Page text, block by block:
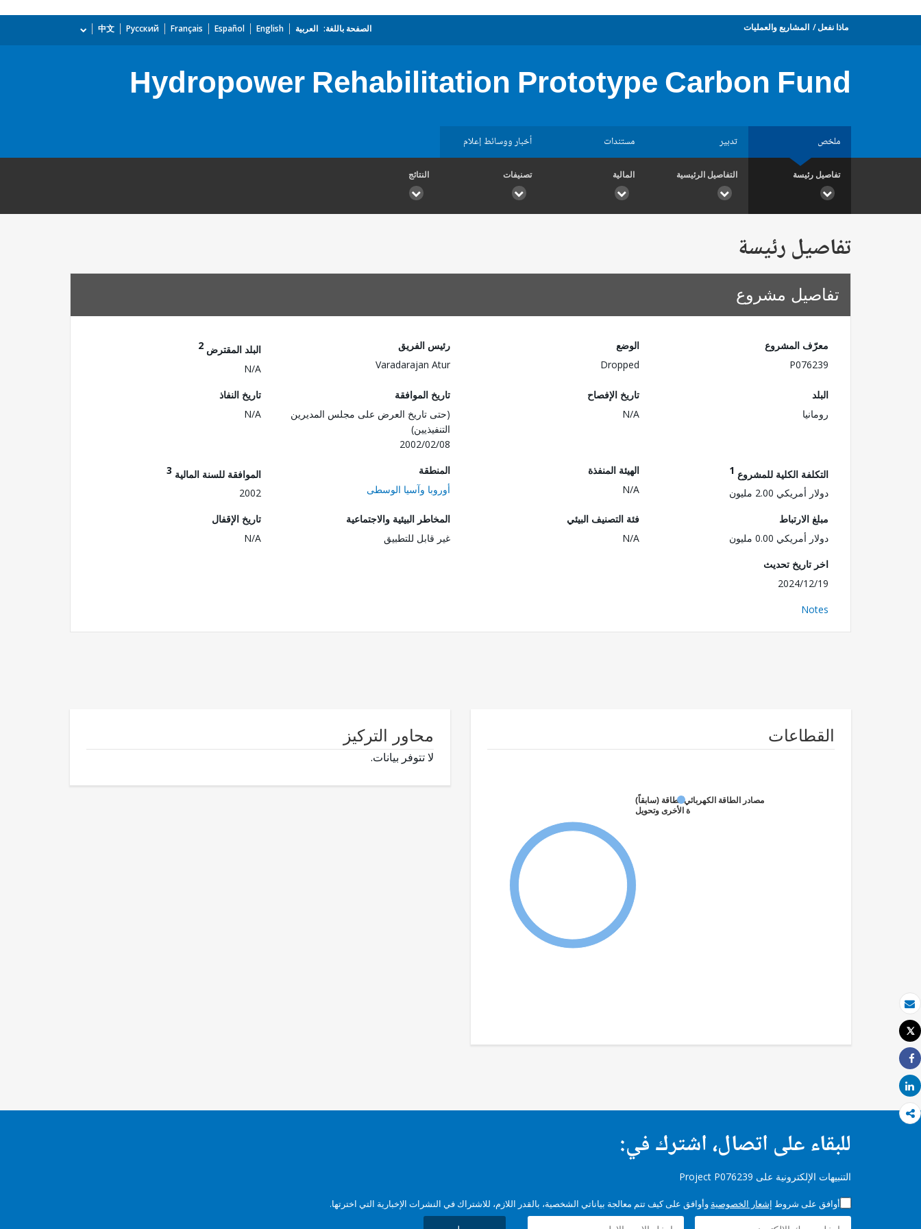
بريد الكتروني
طباعة
Tweet
Share
Share
ماذا نفعل المشاريع والعمليات الصفحة باللغة: العربية English
Español
Français
Русский
中文
Hydropower Rehabilitation Prototype Carbon Fund
ملخص تدبير مستندات أخبار ووسائط إعلام
تفاصيل رئيسة التفاصيل الرئيسية المالية تصنيفات النتائج
تفاصيل رئيسة
تفاصيل مشروع
معرّف المشروع
P076239
الوضع
Dropped
رئيس الفريق
Varadarajan Atur
البلد المقترض 2
N/A
البلد
رومانيا
تاريخ الإفصاح
N/A
تاريخ الموافقة
(حتى تاريخ العرض على مجلس المديرين
التنفيذيين)
2002/02/08
تاريخ النفاذ
N/A
التكلفة الكلية للمشروع 1
دولار أمريكي 2.00 مليون
الهيئة المنفذة
N/A
المنطقة
أوروبا وآسيا الوسطى
الموافقة للسنة المالية 3
2002
مبلغ الارتباط
دولار أمريكي 0.00 مليون
فئة التصنيف البيئي
N/A
المخاطر البيئية والاجتماعية
غير قابل للتطبيق
تاريخ الإقفال
N/A
اخر تاريخ تحديث
2024/12/19
Notes
القطاعات
مصادر الطاقة الكهربائية الأخرى وتحويل
الطاقة (سابقاً)
محاور التركيز
لا تتوفر بيانات.
للبقاء على اتصال، اشترك في:
التنبيهات الإلكترونية على Project P076239
أوافق على شروط إشعار الخصوصية وأوافق على كيف تتم معالجة بياناتي الشخصية، بالقدر اللازم، للاشتراك في النشرات الإخبارية التي اخترتها.